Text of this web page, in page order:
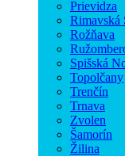
Prievidza
Rimavská
Rožňava
Spišská
Topolčany
Trenčín
Trnava
Zvolen
Šamorín
Žilina